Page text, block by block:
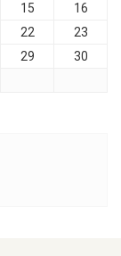
15
16
22
23
29
30